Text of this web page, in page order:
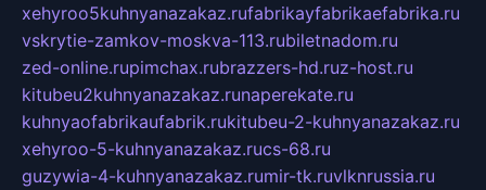
xehyroo5kuhnyanazakaz.rufabrikayfabrikaefabrika.ru
vskrytie-zamkov-moskva-113.rubiletnadom.ru
zed-online.rupimchax.rubrazzers-hd.ruz-host.ru
kitubeu2kuhnyanazakaz.runaperekate.ru
kuhnyaofabrikaufabrik.rukitubeu-2-kuhnyanazakaz.ru
xehyroo-5-kuhnyanazakaz.rucs-68.ru
guzywia-4-kuhnyanazakaz.rumir-tk.ruvlknrussia.ru